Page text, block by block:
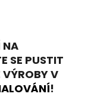
NA
SE PUSTIT
VÝROBY V
!